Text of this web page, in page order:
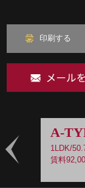
印刷する
A-
1LDK/
賃料